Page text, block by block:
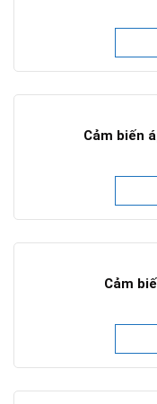
Cảm biến
Cảm